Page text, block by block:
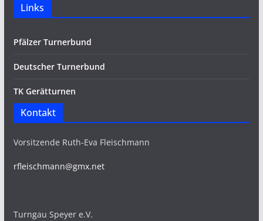
Links
Pfälzer Turnerbund
Deutscher Turnerbund
TK Gerätturnen
Kontakt
Vorsitzende Ruth-Eva Fleischmann
rfleischmann@gmx.net
Turngau Speyer e.V.